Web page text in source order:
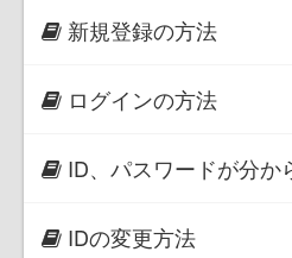
新規登録の方法
ログインの方法
ID、パスワードが分か
IDの変更方法